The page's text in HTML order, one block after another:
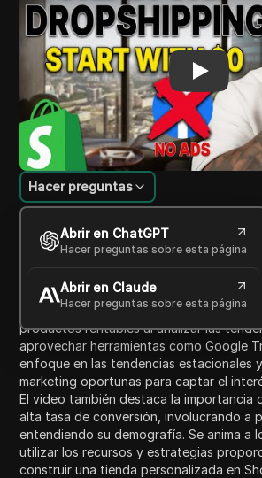
Introducción al contenido
Hacer preguntas
Abrir en ChatGPT
Hacer preguntas sobre esta página
Abrir en Claude
Hacer preguntas sobre esta página
Este video sirve como una guía
negocio de dropshipping exitoso. Cubre
incluyendo la selección de productos, la
tendencias del mercado y la creación
El presentador enfatiza la importancia
productos rentables al analizar las
aprovechar herramientas como Google
enfoque en las tendencias estacionales
marketing oportunas para captar el
El video también destaca la importancia
alta tasa de conversión, involucrando a
entendiendo su demografía. Se anima a
utilizar los recursos y estrategias
construir una tienda personalizada en